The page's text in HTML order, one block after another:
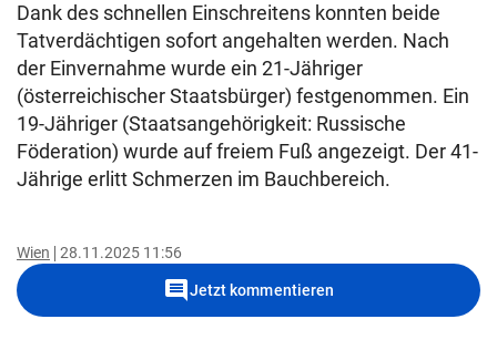
Dank des schnellen Einschreitens konnten beide
Tatverdächtigen sofort angehalten werden. Nach
der Einvernahme wurde ein 21-Jähriger
(österreichischer Staatsbürger) festgenommen. Ein
19-Jähriger (Staatsangehörigkeit: Russische
Föderation) wurde auf freiem Fuß angezeigt. Der 41-
Jährige erlitt Schmerzen im Bauchbereich.
Wien 28.11.2025 11:56
commentJetzt kommentieren